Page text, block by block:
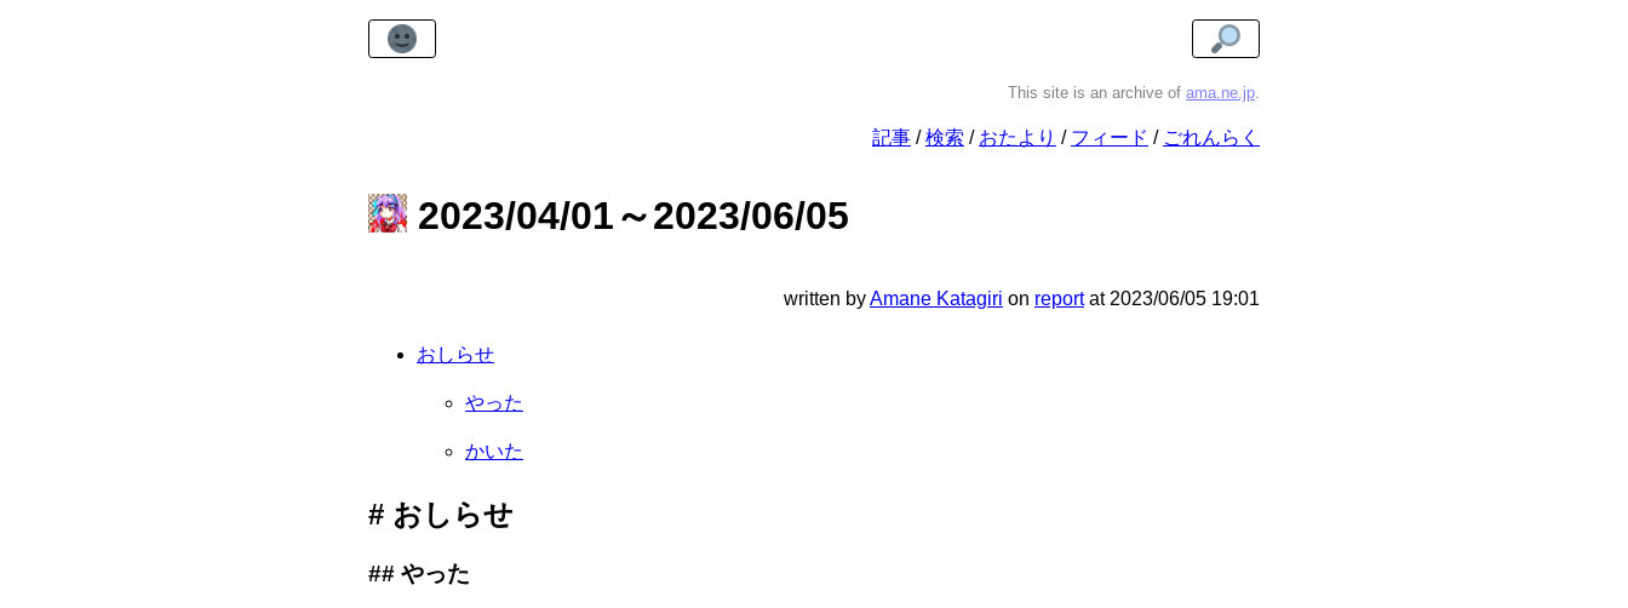
This site is an archive of ama.ne.jp.
記事 検索 おたより フィード ごれんらく
2023/04/01～2023/06/05
written byAmane Katagiri on report at 2023/06/05 19:01
おしらせ
やった
かいた
おしらせ
やった